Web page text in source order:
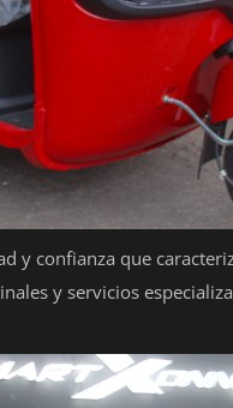
y confianza que
y servicios